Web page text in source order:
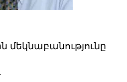
մեկնաբանությունը